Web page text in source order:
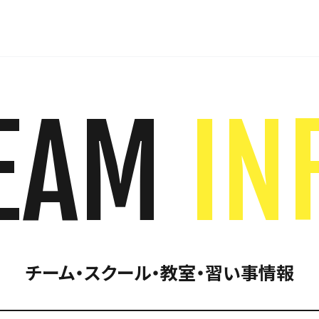
チーム・スクール・教室・習い事情報